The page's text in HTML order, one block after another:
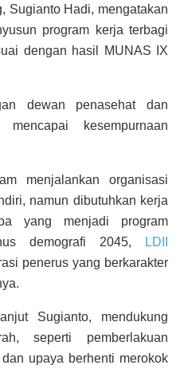
Sugianto Hadi, mengatakan
program kerja terbagi
dengan hasil MUNAS IX
dewan penasehat dan
kesempurnaan
menjalankan organisasi
namun dibutuhkan kerja
yang menjadi program
demografi 2045,
LDII
penerus yang berkarakter
Sugianto, mendukung
seperti pemberlakuan
upaya berhenti merokok